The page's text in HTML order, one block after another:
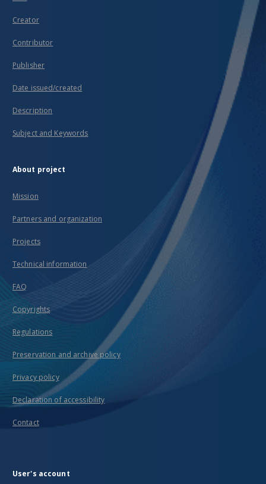
Creator
Contributor
Publisher
Date issued/created
Description
Subject and Keywords
About project
Mission
Partners and organization
Projects
Technical information
FAQ
Copyrights
Regulations
Preservation and archive policy
Privacy policy
Declaration of accessibility
Contact
User's account